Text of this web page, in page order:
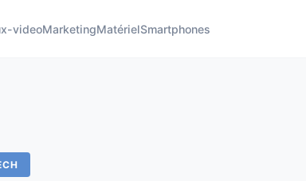
videoMarketingMatérielSmartphones